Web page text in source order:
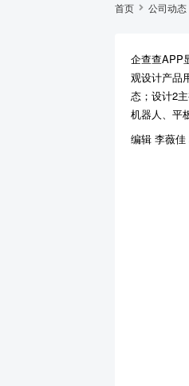
首页 公司动态
企查查APP
观设计产品
态；设计2
机器人、平
编辑 李薇